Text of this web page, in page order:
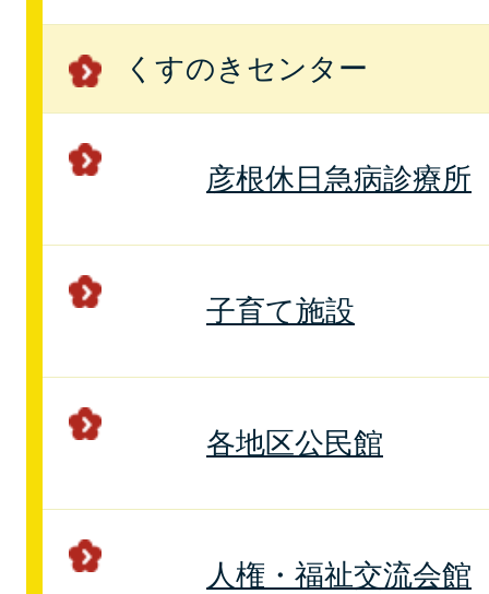
くすのきセンター
彦根休日急病診療所
子育て施設
各地区公民館
人権・福祉交流会館